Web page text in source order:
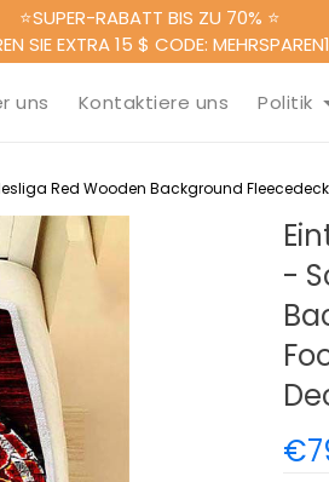
⭐SUPER-RABATT BIS ZU 70% ⭐
SIE EXTRA 15 $ CODE:
uns Kontaktiere uns Politik
Red Wooden Background
-